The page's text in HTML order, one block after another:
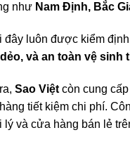
như Nam Định, Bắc
đây luôn được kiểm
và an toàn vệ sinh
Sao Việt còn cung
tiết kiệm chi phí.
lý và cửa hàng bán lẻ